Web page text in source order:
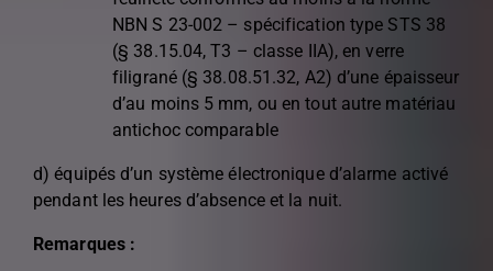
NBN S 23-002 – spécification type STS 38
(§ 38.15.04, T3 – classe IIA), en verre
filigrané (§ 38.08.51.32, A2) d’une épaisseur
d’au moins 5 mm, ou en tout autre matériau
antichoc comparable
d) équipés d’un système électronique d’alarme activé
pendant les heures d’absence et la nuit.
Remarques :